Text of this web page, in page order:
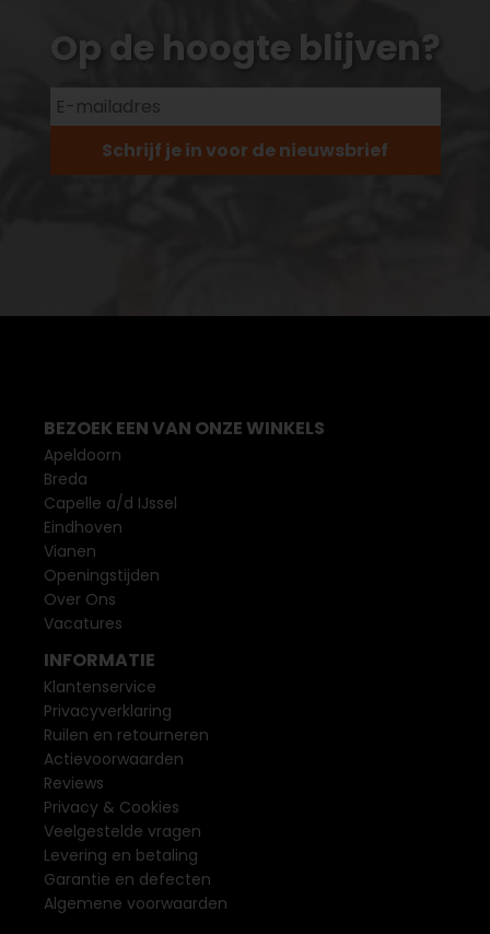
Op de hoogte blijven?
Schrijf je in voor de nieuwsbrief
BEZOEK EEN VAN ONZE WINKELS
Apeldoorn
Breda
Capelle a/d IJssel
Eindhoven
Vianen
Openingstijden
Over Ons
Vacatures
INFORMATIE
Klantenservice
Privacyverklaring
Ruilen en retourneren
Actievoorwaarden
Reviews
Privacy & Cookies
Veelgestelde vragen
Levering en betaling
Garantie en defecten
Algemene voorwaarden